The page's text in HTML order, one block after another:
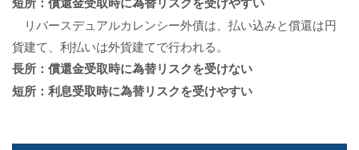
リバースデュアルカレンシー外債は、払い込みと償還は円
貨建て、利払いは外貨建てで行われる。
長所：償還金受取時に為替リスクを受けない
短所：利息受取時に為替リスクを受けやすい